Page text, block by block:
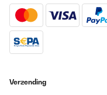
Verzending